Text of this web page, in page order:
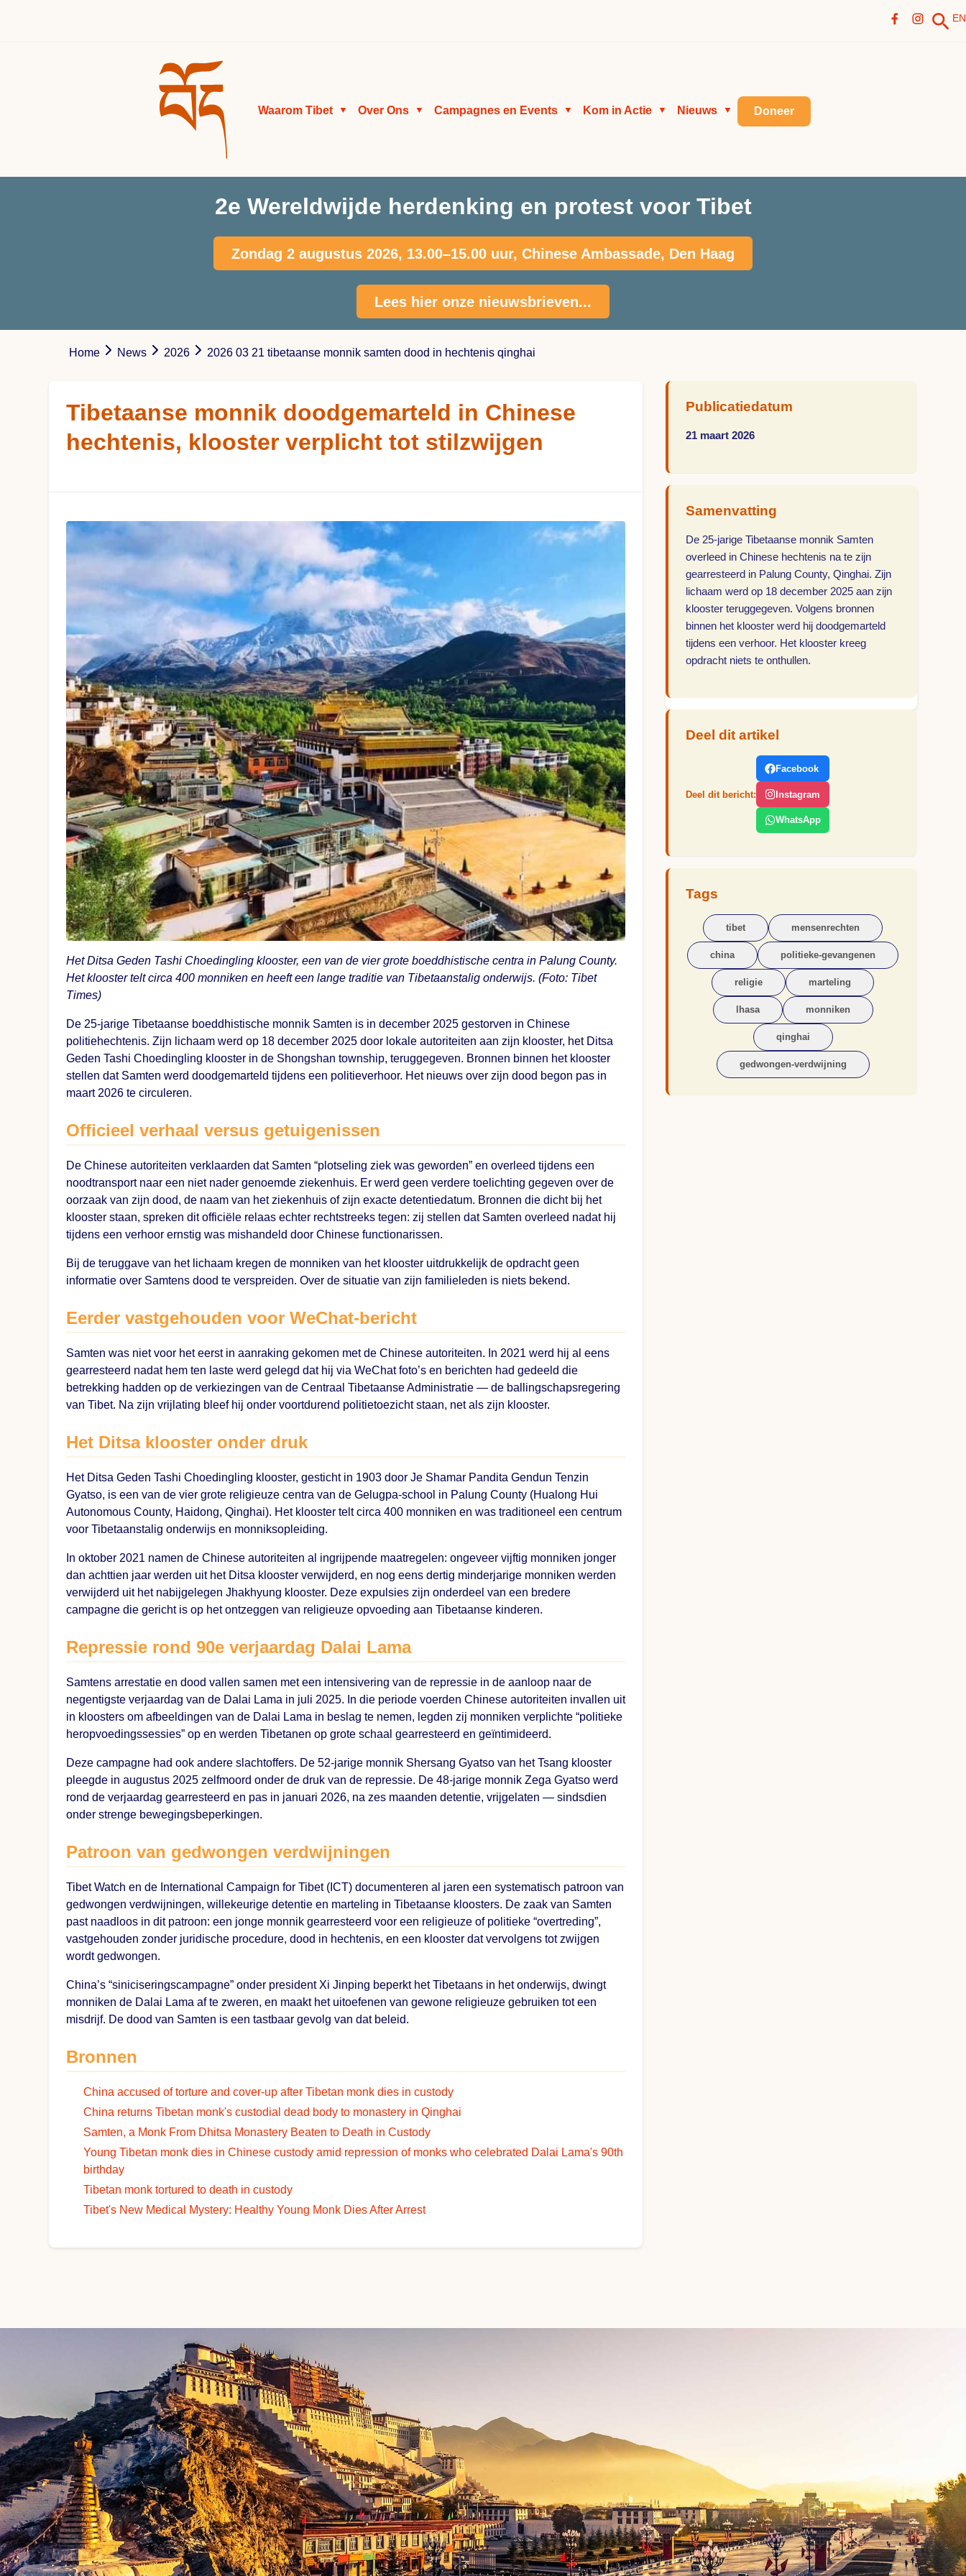
EN
Waarom Tibet ▼ Over Ons ▼ Campagnes en Events ▼ Kom in Actie ▼ Nieuws ▼ Doneer
2e Wereldwijde herdenking en protest voor Tibet
Zondag 2 augustus 2026, 13.00–15.00 uur, Chinese Ambassade, Den Haag
Lees hier onze nieuwsbrieven...
Home News 2026 2026 03 21 tibetaanse monnik samten dood in hechtenis qinghai
Tibetaanse monnik doodgemarteld in Chinese
hechtenis, klooster verplicht tot stilzwijgen
Het Ditsa Geden Tashi Choedingling klooster, een van de vier grote boeddhistische centra in Palung County.
Het klooster telt circa 400 monniken en heeft een lange traditie van Tibetaanstalig onderwijs. (Foto: Tibet
Times)
De 25-jarige Tibetaanse boeddhistische monnik Samten is in december 2025 gestorven in Chinese
politiehechtenis. Zijn lichaam werd op 18 december 2025 door lokale autoriteiten aan zijn klooster, het Ditsa
Geden Tashi Choedingling klooster in de Shongshan township, teruggegeven. Bronnen binnen het klooster
stellen dat Samten werd doodgemarteld tijdens een politieverhoor. Het nieuws over zijn dood begon pas in
maart 2026 te circuleren.
Officieel verhaal versus getuigenissen
De Chinese autoriteiten verklaarden dat Samten “plotseling ziek was geworden” en overleed tijdens een
noodtransport naar een niet nader genoemde ziekenhuis. Er werd geen verdere toelichting gegeven over de
oorzaak van zijn dood, de naam van het ziekenhuis of zijn exacte detentiedatum. Bronnen die dicht bij het
klooster staan, spreken dit officiële relaas echter rechtstreeks tegen: zij stellen dat Samten overleed nadat hij
tijdens een verhoor ernstig was mishandeld door Chinese functionarissen.
Bij de teruggave van het lichaam kregen de monniken van het klooster uitdrukkelijk de opdracht geen
informatie over Samtens dood te verspreiden. Over de situatie van zijn familieleden is niets bekend.
Eerder vastgehouden voor WeChat-bericht
Samten was niet voor het eerst in aanraking gekomen met de Chinese autoriteiten. In 2021 werd hij al eens
gearresteerd nadat hem ten laste werd gelegd dat hij via WeChat foto’s en berichten had gedeeld die
betrekking hadden op de verkiezingen van de Centraal Tibetaanse Administratie — de ballingschapsregering
van Tibet. Na zijn vrijlating bleef hij onder voortdurend politietoezicht staan, net als zijn klooster.
Het Ditsa klooster onder druk
Het Ditsa Geden Tashi Choedingling klooster, gesticht in 1903 door Je Shamar Pandita Gendun Tenzin
Gyatso, is een van de vier grote religieuze centra van de Gelugpa-school in Palung County (Hualong Hui
Autonomous County, Haidong, Qinghai). Het klooster telt circa 400 monniken en was traditioneel een centrum
voor Tibetaanstalig onderwijs en monniksopleiding.
In oktober 2021 namen de Chinese autoriteiten al ingrijpende maatregelen: ongeveer vijftig monniken jonger
dan achttien jaar werden uit het Ditsa klooster verwijderd, en nog eens dertig minderjarige monniken werden
verwijderd uit het nabijgelegen Jhakhyung klooster. Deze expulsies zijn onderdeel van een bredere
campagne die gericht is op het ontzeggen van religieuze opvoeding aan Tibetaanse kinderen.
Repressie rond 90e verjaardag Dalai Lama
Samtens arrestatie en dood vallen samen met een intensivering van de repressie in de aanloop naar de
negentigste verjaardag van de Dalai Lama in juli 2025. In die periode voerden Chinese autoriteiten invallen uit
in kloosters om afbeeldingen van de Dalai Lama in beslag te nemen, legden zij monniken verplichte “politieke
heropvoedingssessies” op en werden Tibetanen op grote schaal gearresteerd en geïntimideerd.
Deze campagne had ook andere slachtoffers. De 52-jarige monnik Shersang Gyatso van het Tsang klooster
pleegde in augustus 2025 zelfmoord onder de druk van de repressie. De 48-jarige monnik Zega Gyatso werd
rond de verjaardag gearresteerd en pas in januari 2026, na zes maanden detentie, vrijgelaten — sindsdien
onder strenge bewegingsbeperkingen.
Patroon van gedwongen verdwijningen
Tibet Watch en de International Campaign for Tibet (ICT) documenteren al jaren een systematisch patroon van
gedwongen verdwijningen, willekeurige detentie en marteling in Tibetaanse kloosters. De zaak van Samten
past naadloos in dit patroon: een jonge monnik gearresteerd voor een religieuze of politieke “overtreding”,
vastgehouden zonder juridische procedure, dood in hechtenis, en een klooster dat vervolgens tot zwijgen
wordt gedwongen.
China’s “siniciseringscampagne” onder president Xi Jinping beperkt het Tibetaans in het onderwijs, dwingt
monniken de Dalai Lama af te zweren, en maakt het uitoefenen van gewone religieuze gebruiken tot een
misdrijf. De dood van Samten is een tastbaar gevolg van dat beleid.
Bronnen
China accused of torture and cover-up after Tibetan monk dies in custody
China returns Tibetan monk's custodial dead body to monastery in Qinghai
Samten, a Monk From Dhitsa Monastery Beaten to Death in Custody
Young Tibetan monk dies in Chinese custody amid repression of monks who celebrated Dalai Lama's 90th
birthday
Tibetan monk tortured to death in custody
Tibet's New Medical Mystery: Healthy Young Monk Dies After Arrest
Publicatiedatum
21 maart 2026
Samenvatting
De 25-jarige Tibetaanse monnik Samten
overleed in Chinese hechtenis na te zijn
gearresteerd in Palung County, Qinghai. Zijn
lichaam werd op 18 december 2025 aan zijn
klooster teruggegeven. Volgens bronnen
binnen het klooster werd hij doodgemarteld
tijdens een verhoor. Het klooster kreeg
opdracht niets te onthullen.
Deel dit artikel
Deel dit bericht:
Facebook
Instagram
WhatsApp
Tags
tibet mensenrechten
china politieke-gevangenen
religie marteling
lhasa monniken
qinghai
gedwongen-verdwijning